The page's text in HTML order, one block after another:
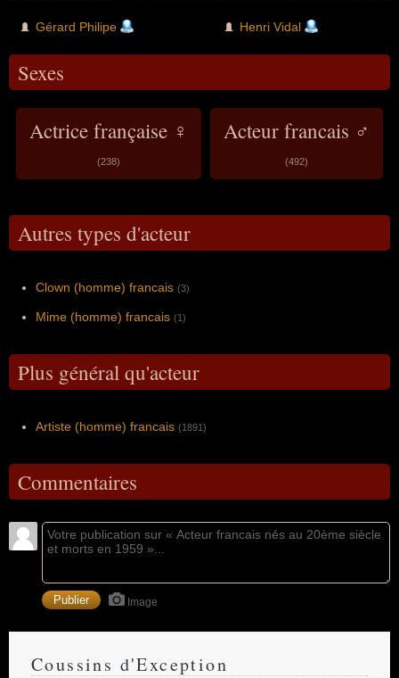
Gérard Philipe Henri Vidal
Sexes
Actrice française ♀
(238)
Acteur francais ♂
(492)
Autres types d'acteur
Clown (homme) francais (3)
Mime (homme) francais (1)
Plus général qu'acteur
Artiste (homme) francais (1891)
Commentaires
Image
Coussins d'Exception